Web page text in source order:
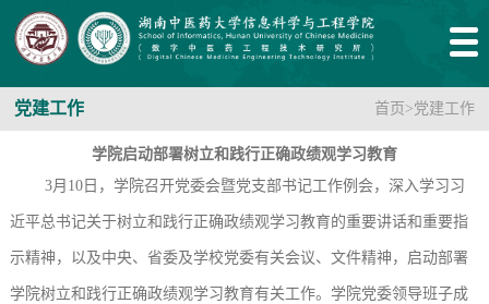
党建工作 首页 >党建工作
学院启动部署树立和践行正确政绩观学习教育
3月10日，学院召开党委会暨党支部书记工作例会，深入学习习
近平总书记关于树立和践行正确政绩观学习教育的重要讲话和重要指
示精神，以及中央、省委及学校党委有关会议、文件精神，启动部署
学院树立和践行正确政绩观学习教育有关工作。学院党委领导班子成